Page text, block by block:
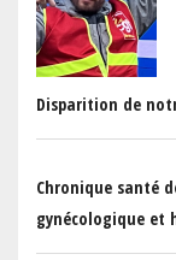
Disparition de
Chronique santé
gynécologique et